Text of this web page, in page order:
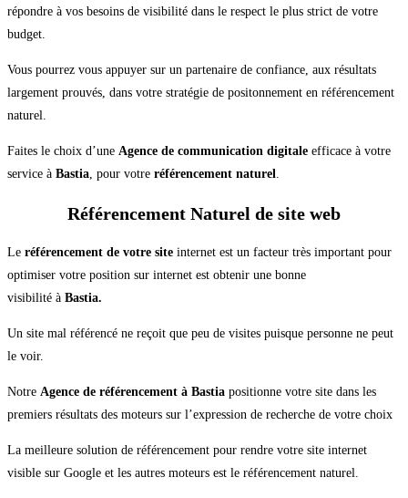
répondre à vos besoins de visibilité dans le respect le plus strict de votre
budget.
Vous pourrez vous appuyer sur un partenaire de confiance, aux résultats
largement prouvés, dans votre stratégie de positonnement en référencement
naturel.
Faites le choix d’une Agence de communication digitale efficace à votre
service à Bastia, pour votre référencement naturel.
Référencement Naturel de site web
Le référencement de votre site internet est un facteur très important pour
optimiser votre position sur internet est obtenir une bonne
visibilité à Bastia.
Un site mal référencé ne reçoit que peu de visites puisque personne ne peut
le voir.
Notre Agence de référencement à Bastia positionne votre site dans les
premiers résultats des moteurs sur l’expression de recherche de votre choix
La meilleure solution de référencement pour rendre votre site internet
visible sur Google et les autres moteurs est le référencement naturel.